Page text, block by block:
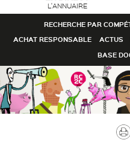
L'ANNUAIRE
RECHERCHE PAR
ACHAT RESPONSABLE
ACTUS
BASE